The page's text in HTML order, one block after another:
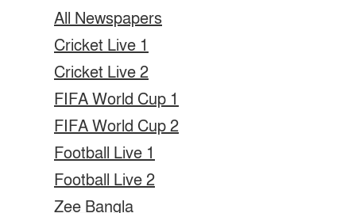
All Newspapers
Cricket Live 1
Cricket Live 2
FIFA World Cup 1
FIFA World Cup 2
Football Live 1
Football Live 2
Zee Bangla